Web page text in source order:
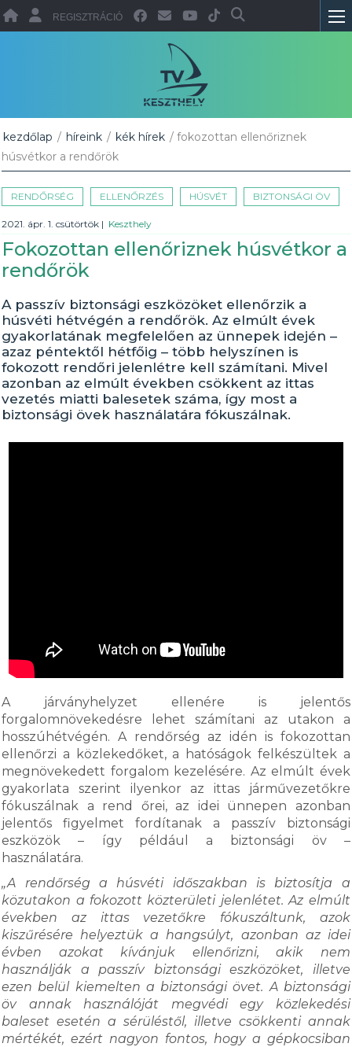
REGISZTRÁCIÓ
kezdőlap / híreink / kék hírek / fokozottan ellenőriznek
húsvétkor a rendőrök
RENDŐRSÉG ELLENŐRZÉS HÚSVÉT BIZTONSÁGI ÖV
2021. ápr. 1. csütörtök | Keszthely
Fokozottan ellenőriznek húsvétkor a
rendőrök
A passzív biztonsági eszközöket ellenőrzik a
húsvéti hétvégén a rendőrök. Az elmúlt évek
gyakorlatának megfelelően az ünnepek idején –
azaz péntektől hétfőig – több helyszínen is
fokozott rendőri jelenlétre kell számítani. Mivel
azonban az elmúlt években csökkent az ittas
vezetés miatti balesetek száma, így most a
biztonsági övek használatára fókuszálnak.
A járványhelyzet ellenére is jelentős
forgalomnövekedésre lehet számítani az utakon a
hosszúhétvégén. A rendőrség az idén is fokozottan
ellenőrzi a közlekedőket, a hatóságok felkészültek a
megnövekedett forgalom kezelésére. Az elmúlt évek
gyakorlata szerint ilyenkor az ittas járművezetőkre
fókuszálnak a rend őrei, az idei ünnepen azonban
jelentős figyelmet fordítanak a passzív biztonsági
eszközök – így például a biztonsági öv –
használatára.
„A rendőrség a húsvéti időszakban is biztosítja a
közutakon a fokozott közterületi jelenlétet. Az elmúlt
években az ittas vezetőkre fókuszáltunk, azok
kiszűrésére helyeztük a hangsúlyt, azonban az idei
évben azokat kívánjuk ellenőrizni, akik nem
használják a passzív biztonsági eszközöket, illetve
ezen belül kiemelten a biztonsági övet. A biztonsági
öv annak használóját megvédi egy közlekedési
baleset esetén a sérüléstől, illetve csökkenti annak
mértékét, ezért nagyon fontos, hogy a gépkocsiban